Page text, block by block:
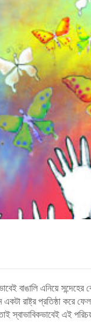
বাঙালি এনিয়ে
রাষ্ট্র প্রতিষ্ঠা করে
স্বাভাবিকভাবেই এই